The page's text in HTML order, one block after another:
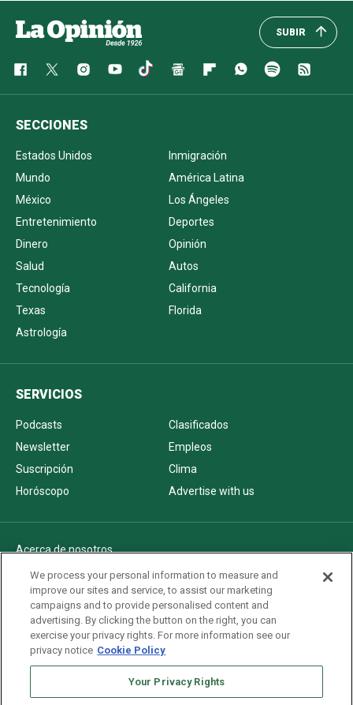
SUBIR
SECCIONES
Estados Unidos
Inmigración
Mundo
América Latina
México
Los Ángeles
Entretenimiento
Deportes
Dinero
Opinión
Salud
Autos
Tecnología
California
Texas
Florida
Astrología
SERVICIOS
Podcasts
Clasificados
Newsletter
Empleos
Suscripción
Clima
Horóscopo
Advertise with us
Acerca de nosotros
Politica de privacidad
Pautas Editoriales
AdChoices
Advertise with us
Newsletters
We process your personal information to measure and
improve our sites and service, to assist our marketing
campaigns and to provide personalised content and
advertising. By clicking the button on the right, you can
exercise your privacy rights. For more information see our
privacy notice Cookie Policy
Your Privacy Rights